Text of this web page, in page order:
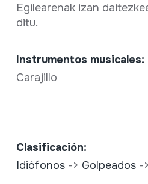
Egilearenak izan
ditu.
Instrumentos musicales:
Carajillo
Clasificación:
Idiófonos-> Golpeados->